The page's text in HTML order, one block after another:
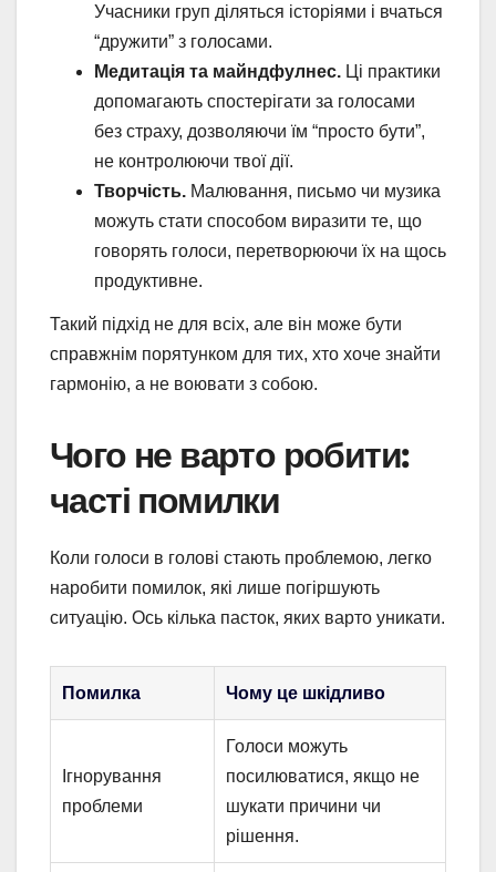
Учасники груп діляться історіями і вчаться
“дружити” з голосами.
Медитація та майндфулнес. Ці практики
допомагають спостерігати за голосами
без страху, дозволяючи їм “просто бути”,
не контролюючи твої дії.
Творчість. Малювання, письмо чи музика
можуть стати способом виразити те, що
говорять голоси, перетворюючи їх на щось
продуктивне.
Такий підхід не для всіх, але він може бути
справжнім порятунком для тих, хто хоче знайти
гармонію, а не воювати з собою.
Чого не варто робити:
часті помилки
Коли голоси в голові стають проблемою, легко
наробити помилок, які лише погіршують
ситуацію. Ось кілька пасток, яких варто уникати.
Помилка Чому це шкідливо
Ігнорування
проблеми
Голоси можуть
посилюватися, якщо не
шукати причини чи
рішення.